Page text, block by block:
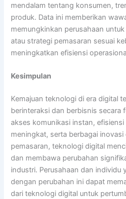
mendalam tentang konsumen,
produk. Data ini memberikan
memungkinkan perusahaan
atau strategi pemasaran sesuai
meningkatkan efisiensi
Kesimpulan
Kemajuan teknologi di era digital
berinteraksi dan berbisnis secara
akses komunikasi instan,
meningkat, serta berbagai inovasi
pemasaran, teknologi digital
dan membawa perubahan
industri. Perusahaan dan individu
dengan perubahan ini dapat
dari teknologi digital untuk